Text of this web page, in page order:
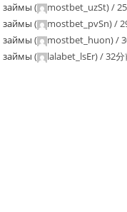
займы ( mostbet_uzSt) /
займы ( mostbet_pvSn) /
займы ( mostbet_huon) /
займы ( lalabet_lsEr) /32